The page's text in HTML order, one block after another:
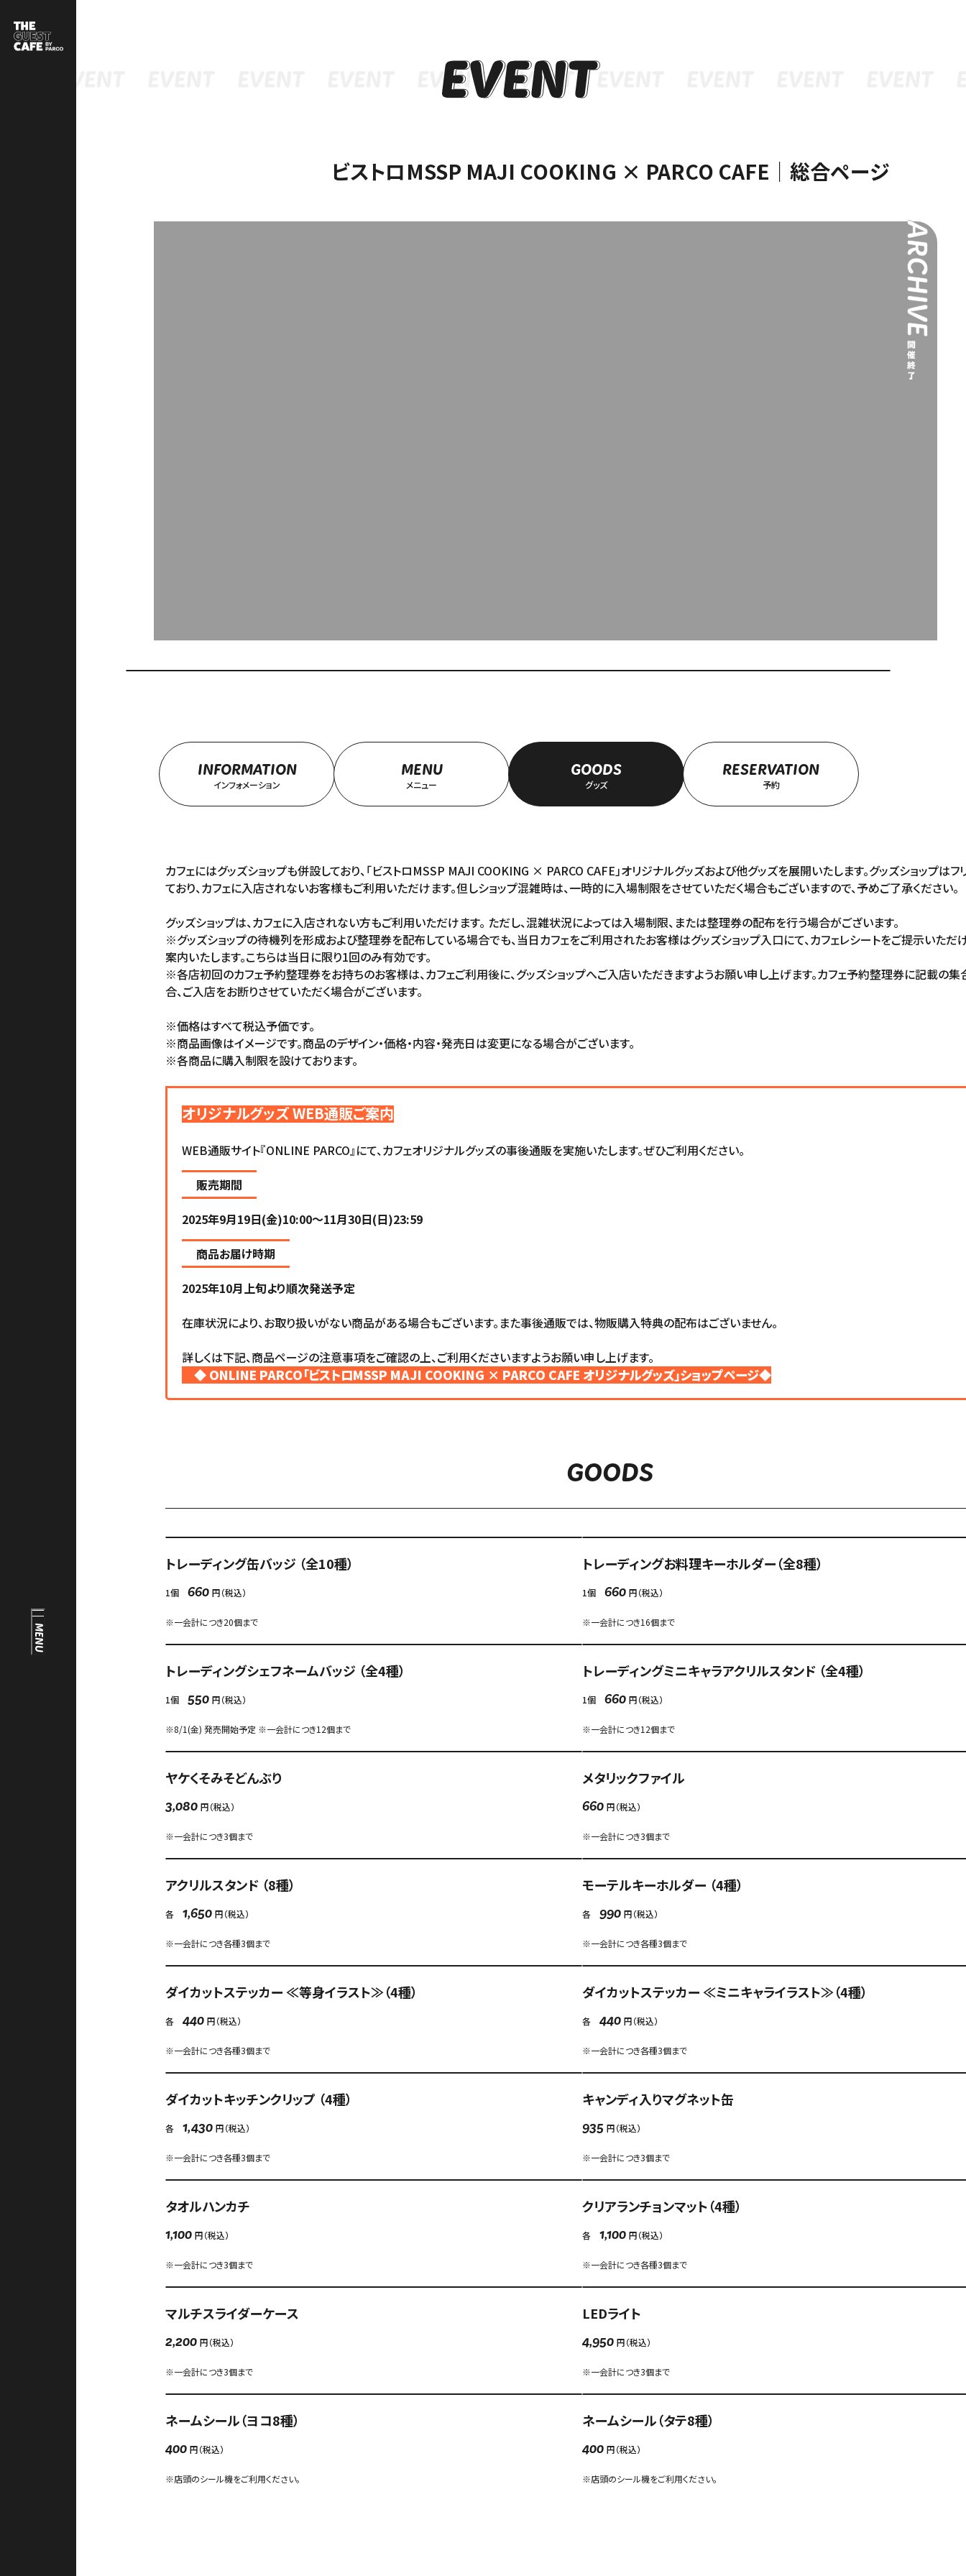
MENU
ACCESS
オンラインショップ
ONLINE SHOP
FAQ
アーカイブ
ARCHIVE
Language
English
中文（简）
한국
ビストロMSSP MAJI COOKING × PARCO CAFE｜総合ページ
INFORMATION
インフォメーション
MENU
メニュー
GOODS
グッズ
RESERVATION
予約
カフェにはグッズショップも併設しており、「ビストロMSSP MAJI COOKING × PARCO CAFE」オリジナルグッズおよび他グッズを展開いたします。グッズショップは
ており、カフェに入店されないお客様もご利用いただけます。但しショップ混雑時は、一時的に入場制限をさせていただく場合もございますので、予めご了承ください。
グッズショップは、カフェに入店されない方もご利用いただけます。 ただし、混雑状況によっては入場制限、または整理券の配布を行う場合がございます。
※グッズショップの待機列を形成および整理券を配布している場合でも、当日カフェをご利用されたお客様はグッズショップ入口にて、カフェレシートをご提示いた
案内いたします。こちらは当日に限り1回のみ有効です。
※各店初回のカフェ予約整理券をお持ちのお客様は、カフェご利用後に、グッズショップへご入店いただきますようお願い申し上げます。カフェ予約整理券に記載の
合、ご入店をお断りさせていただく場合がございます。
※価格はすべて税込予価です。
※商品画像はイメージです。商品のデザイン・価格・内容・発売日は変更になる場合がございます。
※各商品に購入制限を設けております。
オリジナルグッズ WEB通販ご案内
WEB通販サイト『ONLINE PARCO』にて、カフェオリジナルグッズの事後通販を実施いたします。ぜひご利用ください。
販売期間
2025年9月19日(金)10:00～11月30日(日)23:59
商品お届け時期
2025年10月上旬より順次発送予定
在庫状況により、お取り扱いがない商品がある場合もございます。また事後通販では、物販購入特典の配布はございません。
詳しくは下記、商品ページの注意事項をご確認の上、ご利用くださいますようお願い申し上げます。
◆ ONLINE PARCO「ビストロMSSP MAJI COOKING × PARCO CAFE オリジナルグッズ」ショップページ◆
GOODS
トレーディング缶バッジ （全10種）
1個 660 円（税込）
※一会計につき20個まで
トレーディングお料理キーホルダー（全8種）
1個 660 円（税込）
※一会計につき16個まで
トレーディングシェフネームバッジ （全4種）
1個 550 円（税込）
※8/1(金) 発売開始予定 ※一会計につき12個まで
トレーディングミニキャラアクリルスタンド （全4種）
1個 660 円（税込）
※一会計につき12個まで
ヤケくそみそどんぶり
3,080 円（税込）
※一会計につき3個まで
メタリックファイル
660 円（税込）
※一会計につき3個まで
アクリルスタンド （8種）
各 1,650 円（税込）
※一会計につき各種3個まで
モーテルキーホルダー （4種）
各 990 円（税込）
※一会計につき各種3個まで
ダイカットステッカー ≪等身イラスト≫（4種）
各 440 円（税込）
※一会計につき各種3個まで
ダイカットステッカー ≪ミニキャライラスト≫（4種）
各 440 円（税込）
※一会計につき各種3個まで
ダイカットキッチンクリップ （4種）
各 1,430 円（税込）
※一会計につき各種3個まで
キャンディ入りマグネット缶
935 円（税込）
※一会計につき3個まで
タオルハンカチ
1,100 円（税込）
※一会計につき3個まで
クリアランチョンマット（4種）
各 1,100 円（税込）
※一会計につき各種3個まで
マルチスライダーケース
2,200 円（税込）
※一会計につき3個まで
LEDライト
4,950 円（税込）
※一会計につき3個まで
ネームシール（ヨコ8種）
400 円（税込）
※店頭のシール機をご利用ください。
ネームシール（タテ8種）
400 円（税込）
※店頭のシール機をご利用ください。